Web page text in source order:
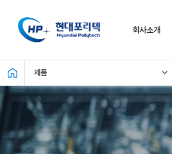
회사소개
CI 소개
비전 및 가치
기업 연혁 및 수상
제품